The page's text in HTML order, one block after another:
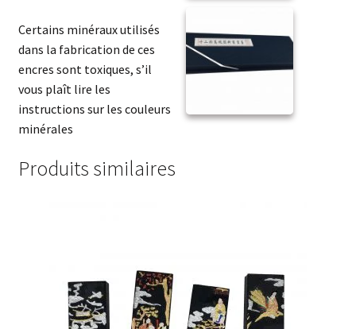
Certains minéraux utilisés
dans la fabrication de ces
encres sont toxiques, s’il
vous plaît lire les
instructions sur les couleurs
minérales
Produits similaires